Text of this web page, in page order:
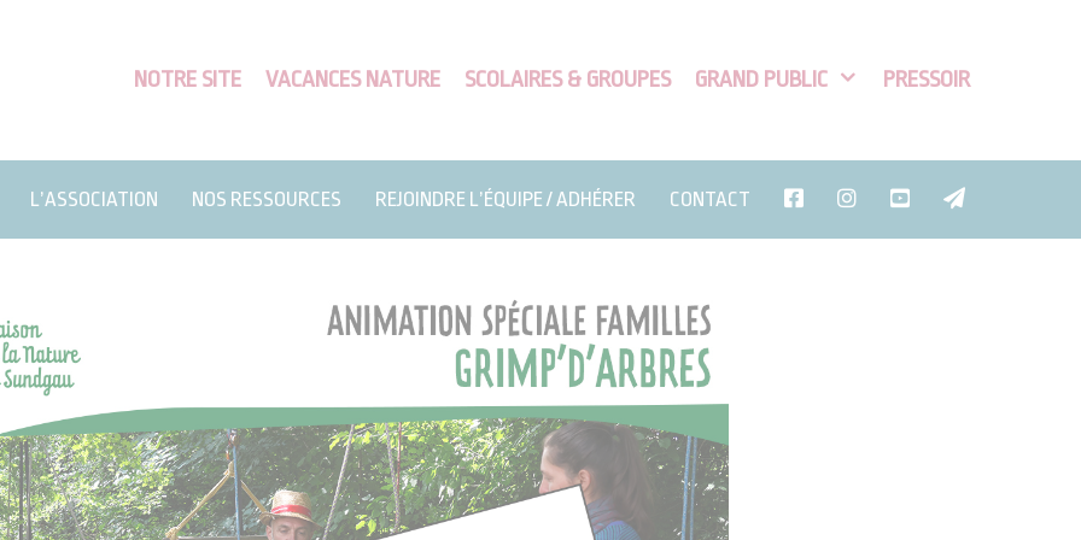
NOTRE SITE VACANCES NATURE SCOLAIRES & GROUPES GRAND PUBLIC PRESSOIR
L’ASSOCIATION NOS RESSOURCES REJOINDRE L’ÉQUIPE / ADHÉRER CONTACT